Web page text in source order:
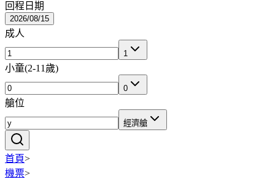
回程日期
2026/08/15
成人
1
小童(2-11歲)
0
艙位
經濟艙
首頁>
機票>